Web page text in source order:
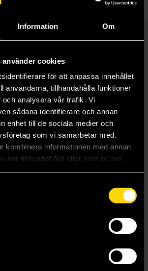
Information Om
använder cookies
för att anpassa innehållet
användarna, tillhandahålla funktioner
och analysera vår trafik. Vi
sådana identifierare och annan
enhet till de sociala medier och
som vi samarbetar med.
kombinera informationen med annan
har tillhandahållit eller som de har
Kpop Demon Hunters Stationery Set Stitch & Angel Fuzzy Mug
Disney: Lilo & Stitch
249 kr